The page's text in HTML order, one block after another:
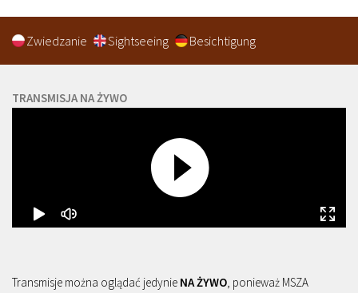
Zwiedzanie Sightseeing Besichtigung
TRANSMISJA NA ŻYWO
Transmisje można oglądać jedynie NA ŻYWO , ponieważ MSZA